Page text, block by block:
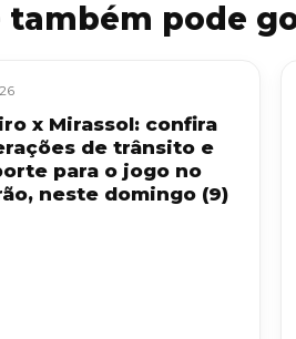
também pode
x Mirassol: confira
de trânsito e
para o jogo no
neste domingo (9)